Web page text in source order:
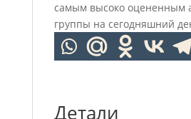
самым высоко оцененным
группы на сегодняшний
Детали